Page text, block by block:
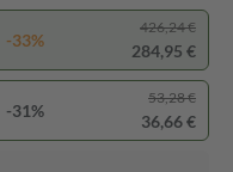
-33%
426,24 €
284,95 €
-31%
53,28 €
36,66 €